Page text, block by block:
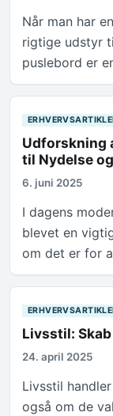
Når man har
rigtige udstyr
puslebord er
Udforskning
til Nydelse
6. juni 2025
I dagens
blevet en
om det er for
Livsstil:
24. april 2025
Livsstil
også om de